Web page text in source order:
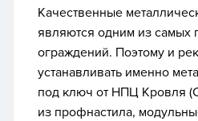
Качественные
являются одним из самых
ограждений. Поэтому и
устанавливать именно
под ключ от НПЦ Кровля
из профнастила,